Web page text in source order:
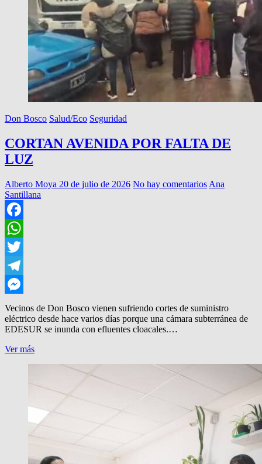
Don Bosco Salud/Eco Seguridad
CORTAN AVENIDA POR FALTA DE
LUZ
Alberto Moya 20 de julio de 2026 No hay comentarios Ana
Santillana
Facebook
WhatsApp
Twitter
Telegram
Messenger
Vecinos de Don Bosco vienen sufriendo cortes de suministro
eléctrico desde hace varios días porque una cámara subterránea de
EDESUR se inunda con efluentes cloacales.…
Ver másCORTAN
DE